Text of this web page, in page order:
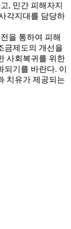
, 민간 피해자지
각지대를 담당하
을 통하여 피해
금제도의 개선을
사회복귀를 위한
기를 바란다. 이
치유가 제공되는